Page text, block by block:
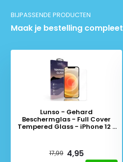
BIJPASSENDE PRODUCTEN
Maak je bestelling compleet
Lunso - Gehard
Beschermglas - Full Cover
Tempered Glass - iPhone 12 /
17,99 4,95